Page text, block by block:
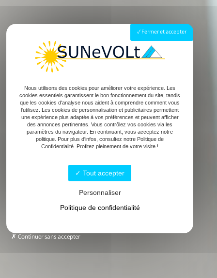
Fermer et accepter
Nous utilisons des cookies pour améliorer votre expérience. Les
cookies essentiels garantissent le bon fonctionnement du site, tandis
que les cookies d'analyse nous aident à comprendre comment vous
l'utilisez. Les cookies de personnalisation et publicitaires permettent
une expérience plus adaptée à vos préférences et peuvent afficher
des annonces pertinentes. Vous contrôlez vos cookies via les
paramètres du navigateur. En continuant, vous acceptez notre
politique. Pour plus d'infos, consultez notre Politique de
Confidentialité. Profitez pleinement de votre visite !
Tout accepter
Personnaliser
Politique de confidentialité
Continuer sans accepter